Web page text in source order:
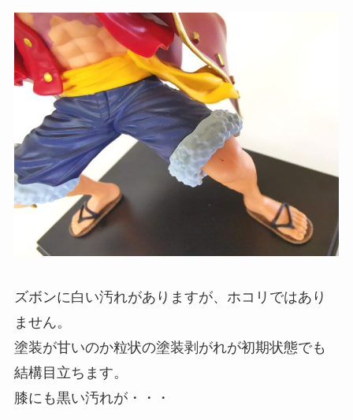
ズボンに白い汚れがありますが、ホコリではあり
ません。
塗装が甘いのか粒状の塗装剥がれが初期状態でも
結構目立ちます。
膝にも黒い汚れが・・・